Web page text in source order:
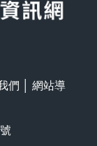
們
網站導